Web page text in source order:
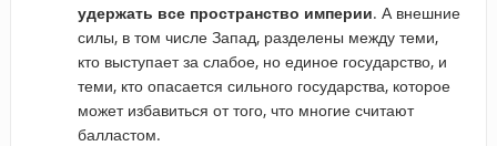
удержать все пространство империи. А внешние
силы, в том числе Запад, разделены между теми,
кто выступает за слабое, но единое государство, и
теми, кто опасается сильного государства, которое
может избавиться от того, что многие считают
балластом.